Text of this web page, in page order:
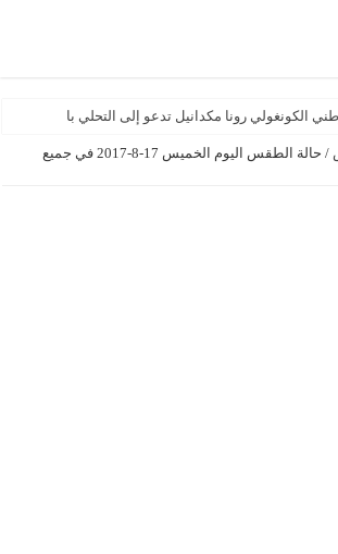
رونا مكدانيل تدعو إلى التحلي بالصبر حتى يمكن /
حالة الطقس اليوم الخميس 17-8-2017 في جميع